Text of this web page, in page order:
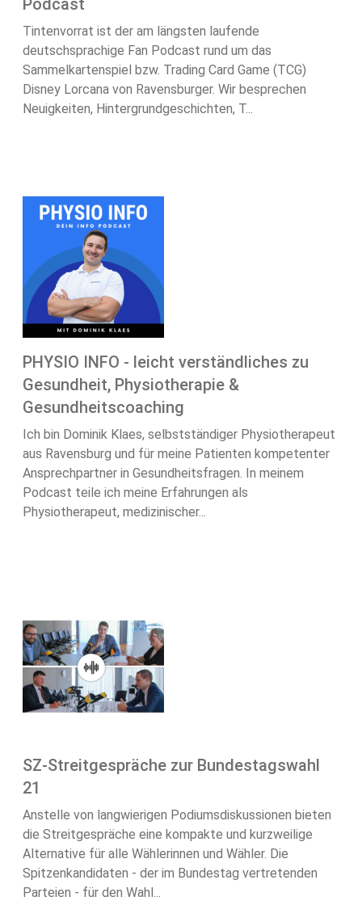
Podcast
Tintenvorrat ist der am längsten laufende
deutschsprachige Fan Podcast rund um das
Sammelkartenspiel bzw. Trading Card Game (TCG)
Disney Lorcana von Ravensburger. Wir besprechen
Neuigkeiten, Hintergrundgeschichten, T...
PHYSIO INFO - leicht verständliches zu
Gesundheit, Physiotherapie &
Gesundheitscoaching
Ich bin Dominik Klaes, selbstständiger Physiotherapeut
aus Ravensburg und für meine Patienten kompetenter
Ansprechpartner in Gesundheitsfragen. In meinem
Podcast teile ich meine Erfahrungen als
Physiotherapeut, medizinischer...
SZ-Streitgespräche zur Bundestagswahl
21
Anstelle von langwierigen Podiumsdiskussionen bieten
die Streitgespräche eine kompakte und kurzweilige
Alternative für alle Wählerinnen und Wähler. Die
Spitzenkandidaten - der im Bundestag vertretenden
Parteien - für den Wahl...